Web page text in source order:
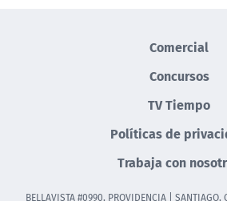
Comercial
Concursos
TV Tiempo
Políticas de
Trabaja con
BELLAVISTA #0990, PROVIDENCIA | SANTIAGO,